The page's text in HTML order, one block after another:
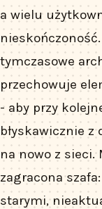
a wielu
tymczasowe
przechowuje
- aby przy
błyskawicznie
na nowo z sieci.
zagracona
starymi,